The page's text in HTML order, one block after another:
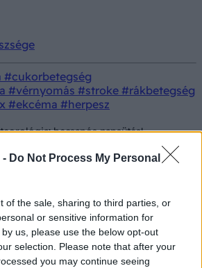
- Do Not Process My Personal
of the sale, sharing to third parties, or
or sensitive information for
us, please use the below opt-out
selection. Please note that after your
you may continue seeing
#cukorbetegség
#vérnyomás #stroke #rákbetegség
#ekcéma #herpesz
becsapós napsütés!
vasárnap
terhelést kap
az immunrendszerünk